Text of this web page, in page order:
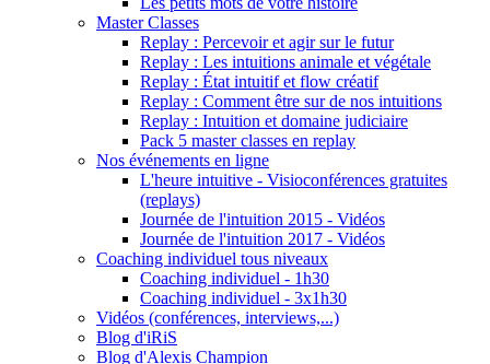
Master Classes
Replay : Percevoir et agir sur le futur
Replay : Les intuitions animale et végétale
Replay : État intuitif et flow créatif
Replay : Comment être sur de nos intuitions
Replay : Intuition et domaine judiciaire
Pack 5 master classes en replay
Nos événements en ligne
L'heure intuitive - Visioconférences gratuites
(replays)
Journée de l'intuition 2015 - Vidéos
Journée de l'intuition 2017 - Vidéos
Coaching individuel tous niveaux
Coaching individuel - 1h30
Coaching individuel - 3x1h30
Vidéos (conférences, interviews,...)
Blog d'iRiS
Blog d'Alexis Champion